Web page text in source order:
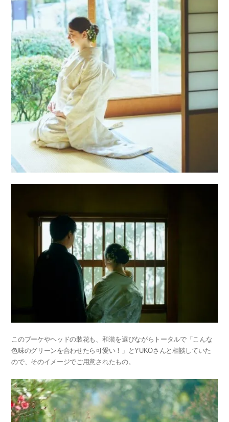
このブーケやヘッドの装花も、和装を選びながらトータルで「こんな
色味のグリーンを合わせたら可愛い！」とYUKOさんと相談していた
ので、そのイメージでご用意されたもの。